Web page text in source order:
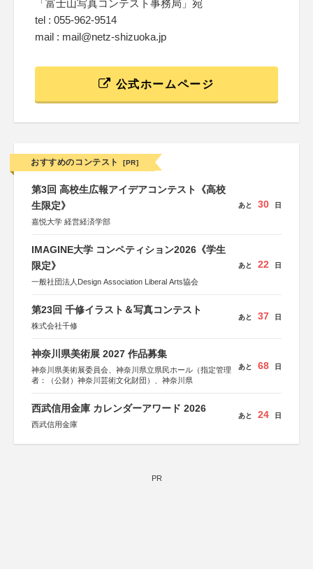
「富士山写真コンテスト事務局」宛
tel : 055-962-9514
mail : mail@netz-shizuoka.jp
公式ホームページ
おすすめのコンテスト [PR]
第3回 高校生広報アイデアコンテスト《高校
生限定》
嘉悦大学 経営経済学部
あと 30 日
IMAGINE大学 コンペティション2026《学生
限定》
一般社団法人Design Association Liberal Arts協会
あと 22 日
第23回 千修イラスト＆写真コンテスト
株式会社千修
あと 37 日
神奈川県美術展 2027 作品募集
神奈川県美術展委員会、神奈川県立県民ホール（指定管理
者：（公財）神奈川芸術文化財団）、神奈川県
あと 68 日
西武信用金庫 カレンダーアワード 2026
西武信用金庫
あと 24 日
PR